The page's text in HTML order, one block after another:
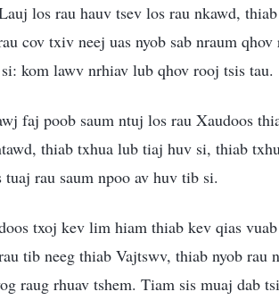
los rau hauv tsev los rau nkawd,
cov txiv neej uas nyob sab nraum qhov
kom lawv nrhiav lub qhov rooj tsis tau.
faj poob saum ntuj los rau Xaudoos
thiab txhua lub tiaj huv si, thiab
rau saum npoo av huv tib si.
txoj kev lim hiam thiab kev qias
tib neeg thiab Vajtswv, thiab nyob rau
raug rhuav tshem. Tiam sis muaj dab